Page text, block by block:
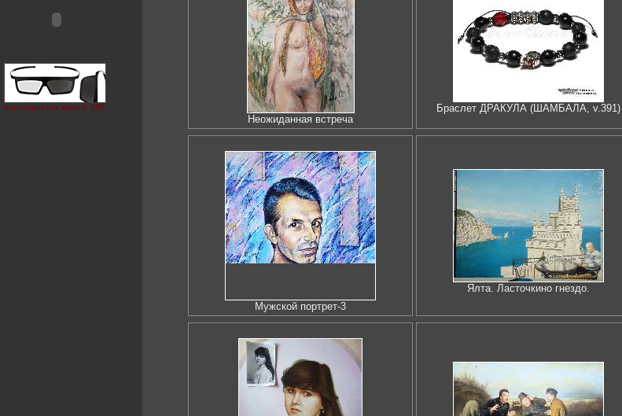
Как создаётся эффект 3D?
Неожиданная встреча
Браслет ДРАКУЛА (ШАМБАЛА, v.391)
Мужской портрет-3
Ялта. Ласточкино гнездо.